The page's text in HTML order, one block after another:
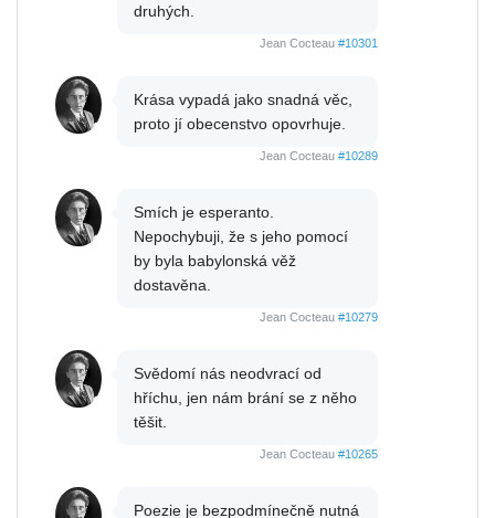
druhých.
Jean Cocteau #10301
Krása vypadá jako snadná věc,
proto jí obecenstvo opovrhuje.
Jean Cocteau #10289
Smích je esperanto.
Nepochybuji, že s jeho pomocí
by byla babylonská věž
dostavěna.
Jean Cocteau #10279
Svědomí nás neodvrací od
hříchu, jen nám brání se z něho
těšit.
Jean Cocteau #10265
Poezie je bezpodmínečně nutná